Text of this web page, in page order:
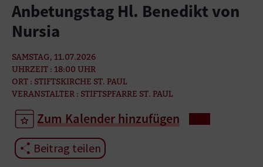
Anbetungstag Hl. Benedikt von
Nursia
SAMSTAG, 11.07.2026
UHRZEIT : 18:00 UHR
ORT : STIFTSKIRCHE ST. PAUL
VERANSTALTER : STIFTSPFARRE ST. PAUL
Zum Kalender hinzufügen
Beitrag teilen